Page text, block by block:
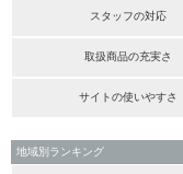
スタッフの対応
取扱商品の充実さ
サイトの使いやすさ
地域別ランキング